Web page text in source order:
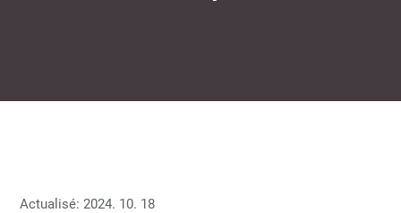
Actualisé: 2024. 10. 18